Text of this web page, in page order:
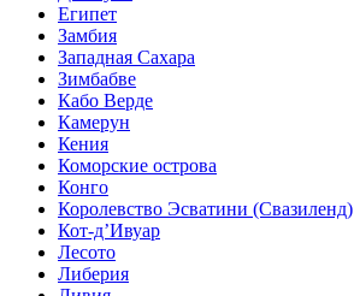
Египет
Замбия
Западная Сахара
Зимбабве
Кабо Верде
Камерун
Кения
Коморские острова
Конго
Королевство Эсватини (Свазиленд)
Кот-д’Ивуар
Лесото
Либерия